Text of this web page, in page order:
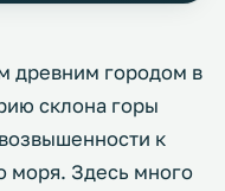
древним городом в
склона горы
к
моря. Здесь много